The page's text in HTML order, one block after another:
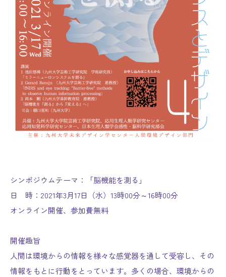
シンポジウムテーマ：「脳機能を測る」
日 時：2021年3月17日（水）13時00分～16時00分
オンライン開催、参加費無料
開催趣旨
人間は環境からの情報を様々な感覚器を通して受容し、その
情報をもとに行動をとっています。多くの場合、環境からの